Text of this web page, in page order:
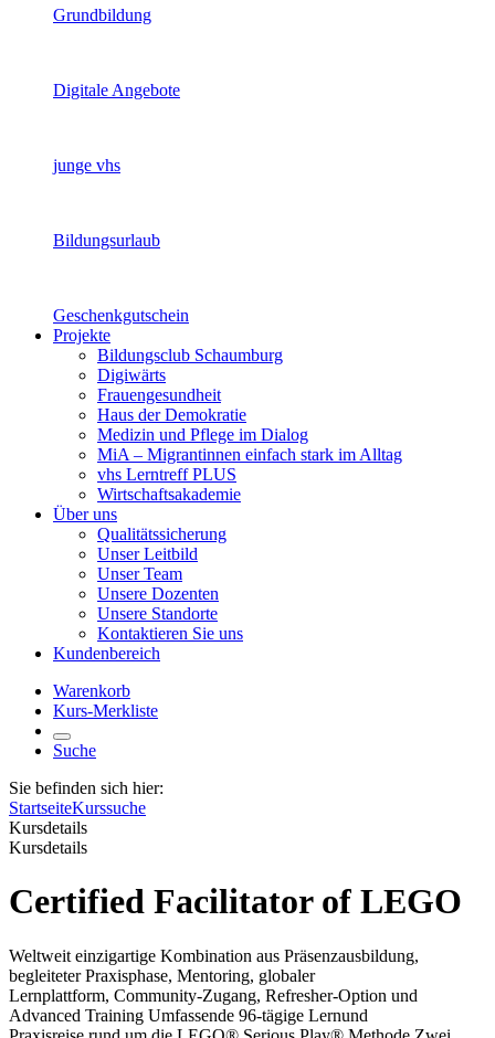
Grundbildung
Digitale Angebote
junge vhs
Bildungsurlaub
Geschenkgutschein
Projekte
Bildungsclub Schaumburg
Digiwärts
Frauengesundheit
Haus der Demokratie
Medizin und Pflege im Dialog
MiA – Migrantinnen einfach stark im Alltag
vhs Lerntreff PLUS
Wirtschaftsakademie
Über uns
Qualitätssicherung
Unser Leitbild
Unser Team
Unsere Dozenten
Unsere Standorte
Kontaktieren Sie uns
Kundenbereich
Warenkorb
Kurs-Merkliste
Suche
Sie befinden sich hier:
StartseiteKurssuche
Kursdetails
Kursdetails
Certified Facilitator of LEGO
Weltweit einzigartige Kombination aus Präsenzausbildung,
begleiteter Praxisphase, Mentoring, globaler
Lernplattform, Community-Zugang, Refresher-Option und
Advanced Training Umfassende 96-tägige Lernund